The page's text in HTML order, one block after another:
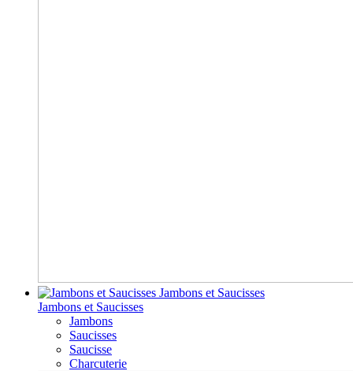
Jambons et Saucisses
Jambons et Saucisses
Jambons
Saucisses
Saucisse
Charcuterie